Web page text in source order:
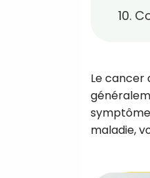
10.
Le cancer
maladie,